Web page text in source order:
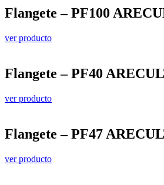
Flangete – PF100
ver producto
Flangete – PF40
ver producto
Flangete – PF47
ver producto